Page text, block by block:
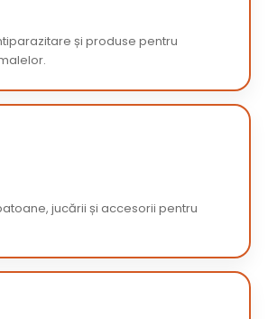
și produse pentru
jucării și accesorii pentru